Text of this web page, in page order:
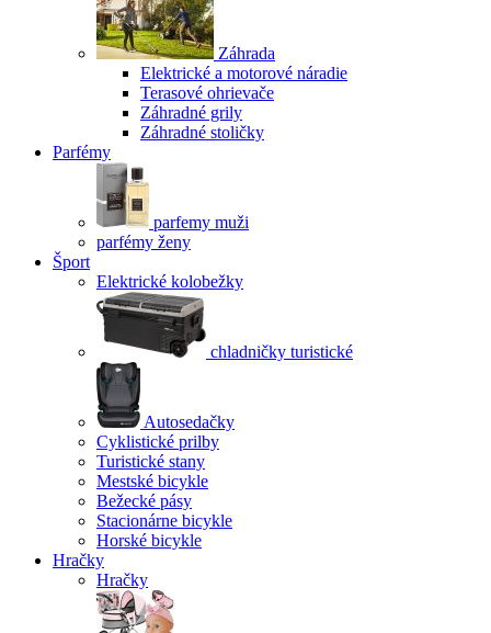
Záhrada
Elektrické a motorové náradie
Terasové ohrievače
Záhradné grily
Záhradné stoličky
Parfémy
parfemy muži
parfémy ženy
Šport
Elektrické kolobežky
chladničky turistické
Autosedačky
Cyklistické prilby
Turistické stany
Mestské bicykle
Bežecké pásy
Stacionárne bicykle
Horské bicykle
Hračky
Hračky